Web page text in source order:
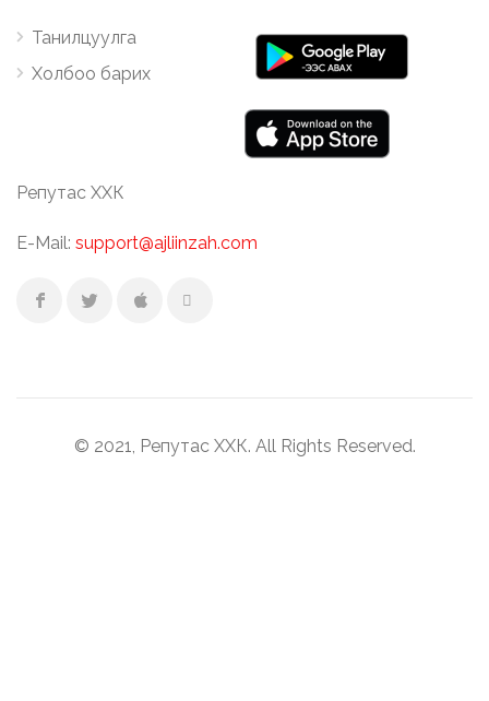
Танилцуулга
Холбоо барих
Репутас ХХК
E-Mail: support@ajliinzah.com
© 2021, Репутас ХХК. All Rights Reserved.